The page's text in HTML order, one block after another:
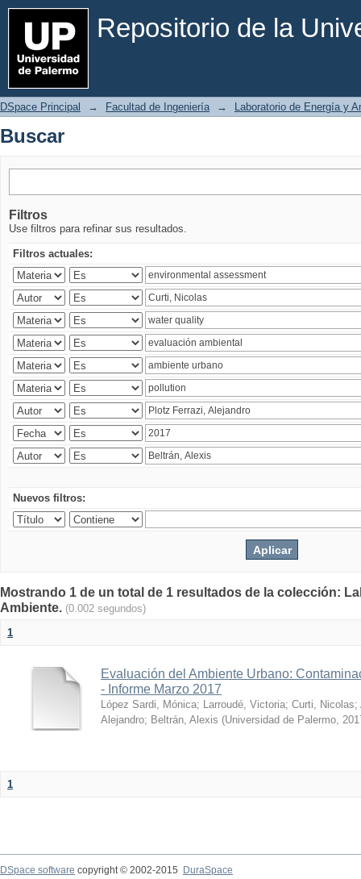
Repositorio de la
Buscar
DSpace Principal → Facultad de Ingeniería → Laboratorio de Energía y
Buscar
Filtros
Use filtros para refinar sus resultados.
Filtros actuales:
Nuevos filtros:
Mostrando 1 de un total de 1 resultados de la colección:
Ambiente. (0.002 segundos)
1
Evaluación del Ambiente Urbano:
- Informe Marzo 2017
López Sardi, Mónica; Larroudé, Victoria; Curti, Nicolas;
Alejandro; Beltrán, Alexis (Universidad de Palermo,
1
DSpace software copyright © 2002-2015
DuraSpace